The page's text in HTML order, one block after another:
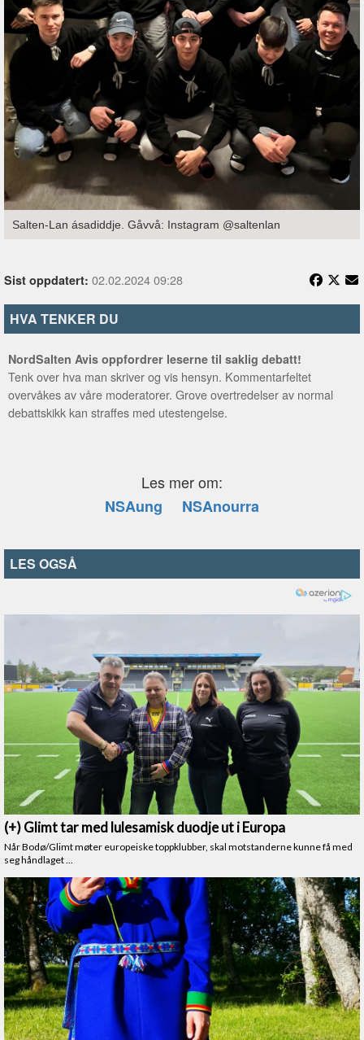
Salten-Lan ásadiddje. Gåvvå: Instagram @saltenlan
Sist oppdatert: 02.02.2024 09:28
HVA TENKER DU
NordSalten Avis oppfordrer leserne til saklig debatt!
Tenk over hva man skriver og vis hensyn. Kommentarfeltet
overvåkes av våre moderatorer. Grove overtredelser av normal
debattskikk kan straffes med utestengelse.
Les mer om:
NSAung
NSAnourra
LES OGSÅ